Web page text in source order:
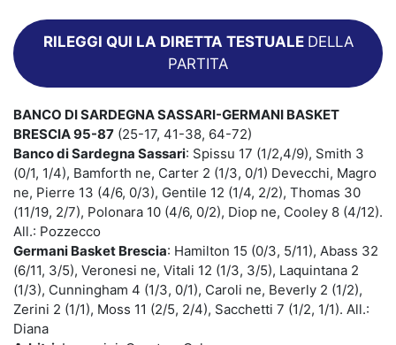
RILEGGI QUI LA DIRETTA TESTUALE DELLA
PARTITA
BANCO DI SARDEGNA SASSARI-GERMANI BASKET
BRESCIA 95-87 (25-17, 41-38, 64-72)
Banco di Sardegna Sassari: Spissu 17 (1/2,4/9), Smith 3
(0/1, 1/4), Bamforth ne, Carter 2 (1/3, 0/1) Devecchi, Magro
ne, Pierre 13 (4/6, 0/3), Gentile 12 (1/4, 2/2), Thomas 30
(11/19, 2/7), Polonara 10 (4/6, 0/2), Diop ne, Cooley 8 (4/12).
All.: Pozzecco
Germani Basket Brescia: Hamilton 15 (0/3, 5/11), Abass 32
(6/11, 3/5), Veronesi ne, Vitali 12 (1/3, 3/5), Laquintana 2
(1/3), Cunningham 4 (1/3, 0/1), Caroli ne, Beverly 2 (1/2),
Zerini 2 (1/1), Moss 11 (2/5, 2/4), Sacchetti 7 (1/2, 1/1). All.:
Diana